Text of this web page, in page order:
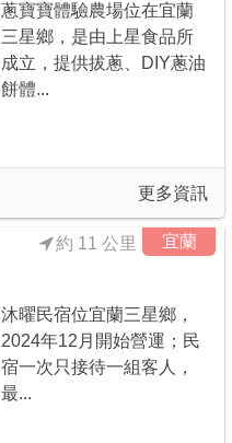
蔥寶寶體驗農場位在宜蘭
三星鄉，是由上星食品所
成立，提供拔蔥、DIY蔥油
餅體...
更多資訊
宜蘭
約 11 公里
沐曜民宿位宜蘭三星鄉，
2024年12月開始營運；民
宿一次只接待一組客人，
最...